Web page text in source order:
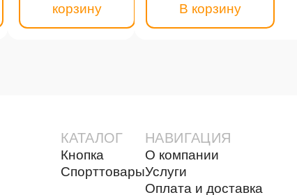
корзину
В корзину
КАТАЛОГ
Кнопка
Спорттовары
НАВИГАЦИЯ
О компании
Услуги
Оплата и доставка